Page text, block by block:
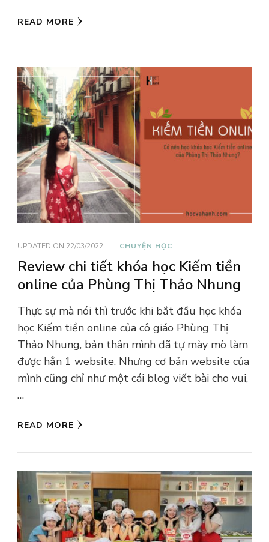
READ MORE
UPDATED ON 22/03/2022 CHUYỆN HỌC
Review chi tiết khóa học Kiếm tiền
online của Phùng Thị Thảo Nhung
Thực sự mà nói thì trước khi bắt đầu học khóa
học Kiếm tiền online của cô giáo Phùng Thị
Thảo Nhung, bản thân mình đã tự mày mò làm
được hẳn 1 website. Nhưng cơ bản website của
mình cũng chỉ như một cái blog viết bài cho vui,
…
READ MORE